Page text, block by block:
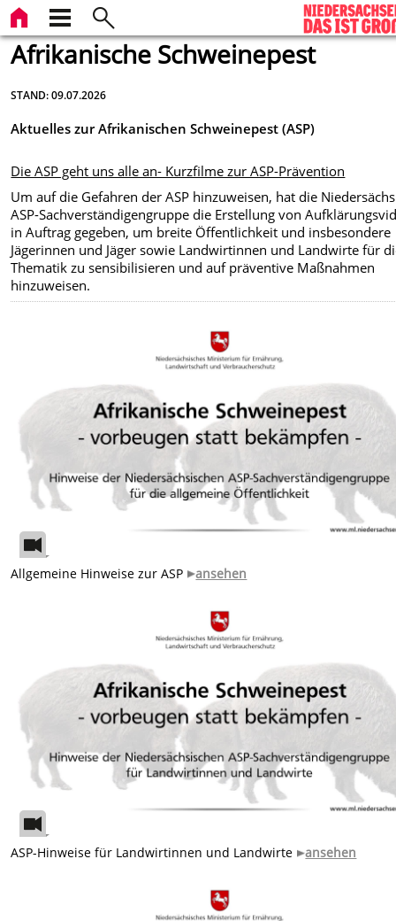
Afrikanische Schweinepest
STAND: 09.07.2026
Aktuelles zur Afrikanischen Schweinepest (ASP)
Die ASP geht uns alle an- Kurzfilme zur ASP-Prävention
Um auf die Gefahren der ASP hinzuweisen, hat die
ASP-Sachverständigengruppe die Erstellung von
in Auftrag gegeben, um breite Öffentlichkeit und insbesondere
Jägerinnen und Jäger sowie Landwirtinnen und Landwirte für
Thematik zu sensibilisieren und auf präventive Maßnahmen
hinzuweisen.
Allgemeine Hinweise zur ASP ansehen
ASP-Hinweise für Landwirtinnen und Landwirte ansehen